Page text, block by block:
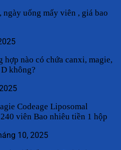
uống mấy viên , giá bao
hợp nào có chứa canxi, magie,
không?
Codeage Liposomal
viên Bao nhiêu tiền 1 hộp
10, 2025